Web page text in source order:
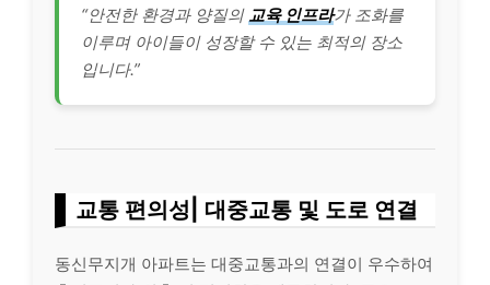
“안전한 환경과 양질의 교육 인프라가 조화를
이루며 아이들이 성장할 수 있는 최적의 장소
입니다.”
교통 편의성| 대중교통 및 도로 연결
동신무지개 아파트는 대중교통과의 연결이 우수하여